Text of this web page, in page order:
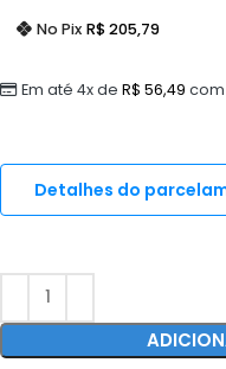
Em até 4x de R$ 56,49 com
No Pix R$205,79
Detalhes do